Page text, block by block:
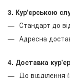
3. Кур'єрською
Стандарт до
Адресна
4. Доставка
До відділення